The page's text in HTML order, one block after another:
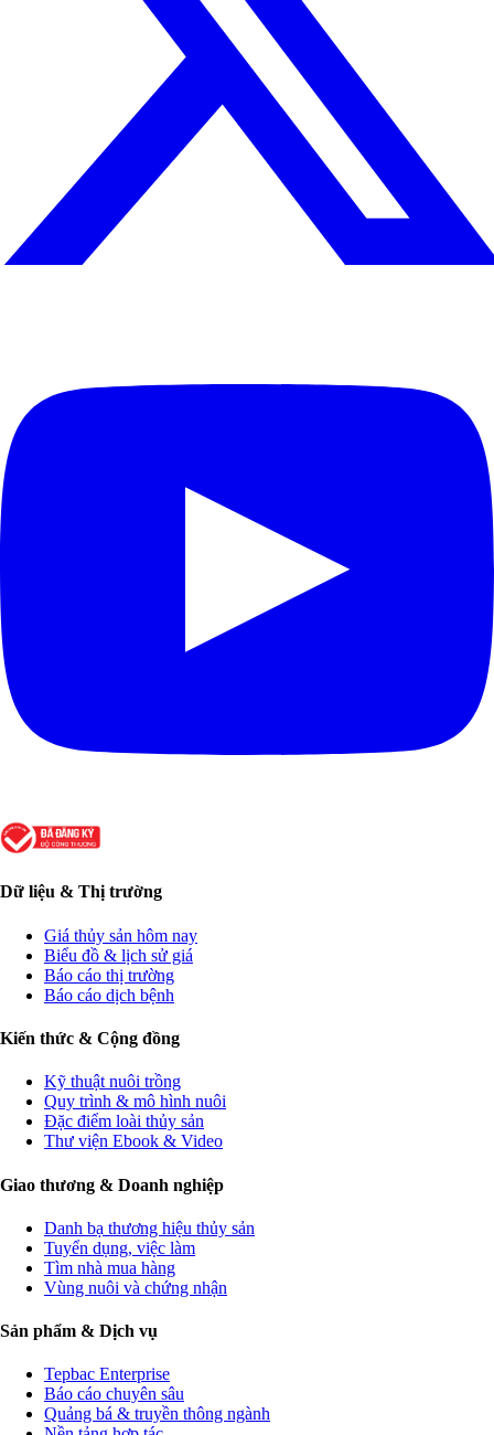
Dữ liệu & Thị trường
Giá thủy sản hôm nay
Biểu đồ & lịch sử giá
Báo cáo thị trường
Báo cáo dịch bệnh
Kiến thức & Cộng đồng
Kỹ thuật nuôi trồng
Quy trình & mô hình nuôi
Đặc điểm loài thủy sản
Thư viện Ebook & Video
Giao thương & Doanh nghiệp
Danh bạ thương hiệu thủy sản
Tuyển dụng, việc làm
Tìm nhà mua hàng
Vùng nuôi và chứng nhận
Sản phẩm & Dịch vụ
Tepbac Enterprise
Báo cáo chuyên sâu
Quảng bá & truyền thông ngành